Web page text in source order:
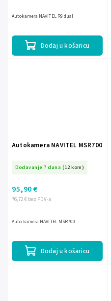
Dodaj u košaricu
Autokamera NAVITEL R9 dual
Autokamera NAVITEL MSR700
Dodavanje 7 dana (12 kom)
76,72 € bez PDV-a
95,90 €
Dodaj u košaricu
Auto kamera NAVITEL MSR700